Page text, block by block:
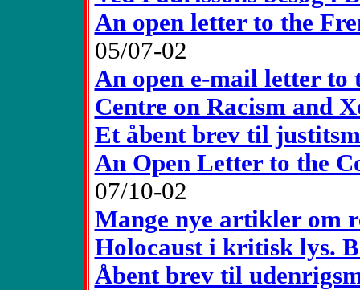
An open letter to the
05/07-02
An open e-mail letter
Centre on Racism and
Et åbent brev til
An Open Letter to the
07/10-02
Mange nye artikler om
Holocaust i kritisk lys.
Åbent brev til